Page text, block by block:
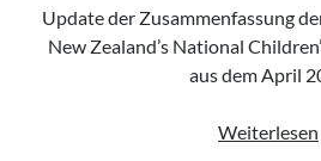
Update der Zusammenfassung
New Zealand’s National
aus dem April
Weiterlesen